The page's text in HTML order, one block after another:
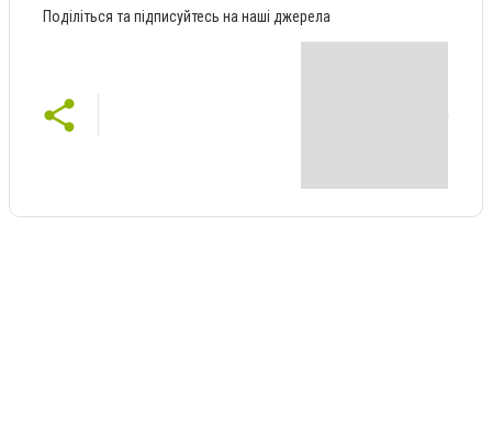
Поділіться та підписуйтесь на наші джерела